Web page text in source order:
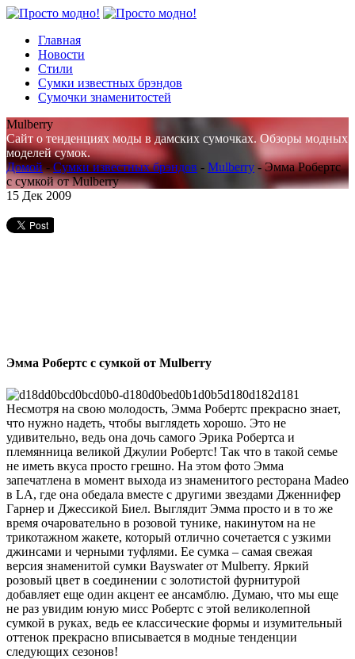
Главная
Новости
Стили
Сумки известных брэндов
Сумочки знаменитостей
Mulberry
Сайт о тенденциях моды в дамских сумочках. Обзоры модных
моделей сумок.
Домой - Сумки известных брэндов - Mulberry - Эмма Робертс
с сумкой от Mulberry
15 Дек 2009
Эмма Робертс с сумкой от Mulberry
Несмотря на свою молодость, Эмма Робертс прекрасно знает,
что нужно надеть, чтобы выглядеть хорошо. Это не
удивительно, ведь она дочь самого Эрика Робертса и
племянница великой Джулии Робертс! Так что в такой семье
не иметь вкуса просто грешно. На этом фото Эмма
запечатлена в момент выхода из знаменитого ресторана Madeo
в LA, где она обедала вместе с другими звездами Дженнифер
Гарнер и Джессикой Биел. Выглядит Эмма просто и в то же
время очаровательно в розовой тунике, накинутом на не
трикотажном жакете, который отлично сочетается с узкими
джинсами и черными туфлями. Ее сумка – самая свежая
версия знаменитой сумки Bayswater от Mulberry. Яркий
розовый цвет в соединении с золотистой фурнитурой
добавляет еще один акцент ее ансамблю. Думаю, что мы еще
не раз увидим юную мисс Робертс с этой великолепной
сумкой в руках, ведь ее классические формы и изумительный
оттенок прекрасно вписывается в модные тенденции
следующих сезонов!